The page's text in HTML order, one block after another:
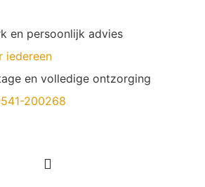
en persoonlijk advies
iedereen
en volledige ontzorging
200268